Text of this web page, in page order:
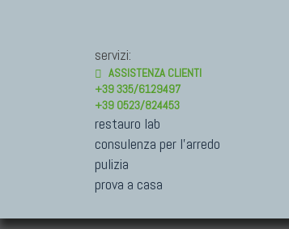
servizi:
ASSISTENZA CLIENTI
+39 335/6129497
+39 0523/824453
restauro lab
consulenza per l'arredo
pulizia
prova a casa